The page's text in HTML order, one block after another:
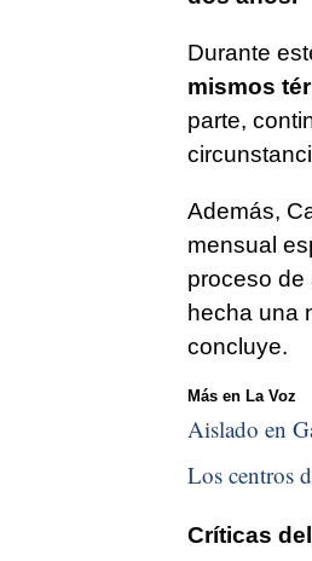
Durante
mismos
parte,
Además,
mensual
proceso de
hecha una
concluye.
Más en La Voz
Aislado en
Los centros
Críticas